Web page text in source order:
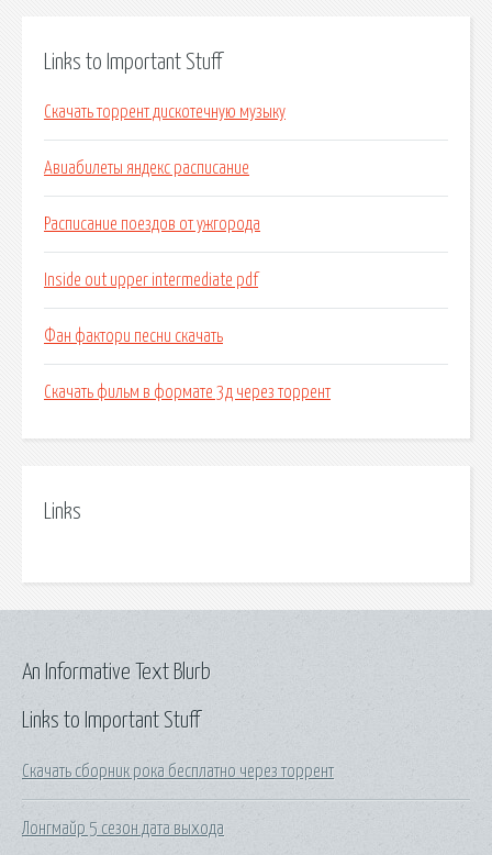
Links to Important Stuff
Скачать торрент дискотечную музыку
Авиабилеты яндекс расписание
Расписание поездов от ужгорода
Inside out upper intermediate pdf
Фан фактори песни скачать
Скачать фильм в формате 3д через торрент
Links
Links to Important Stuff
Скачать сборник рока бесплатно через торрент
Лонгмайр 5 сезон дата выхода
An Informative Text Blurb